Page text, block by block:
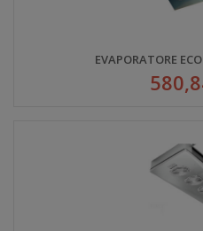
EVAPORATORE